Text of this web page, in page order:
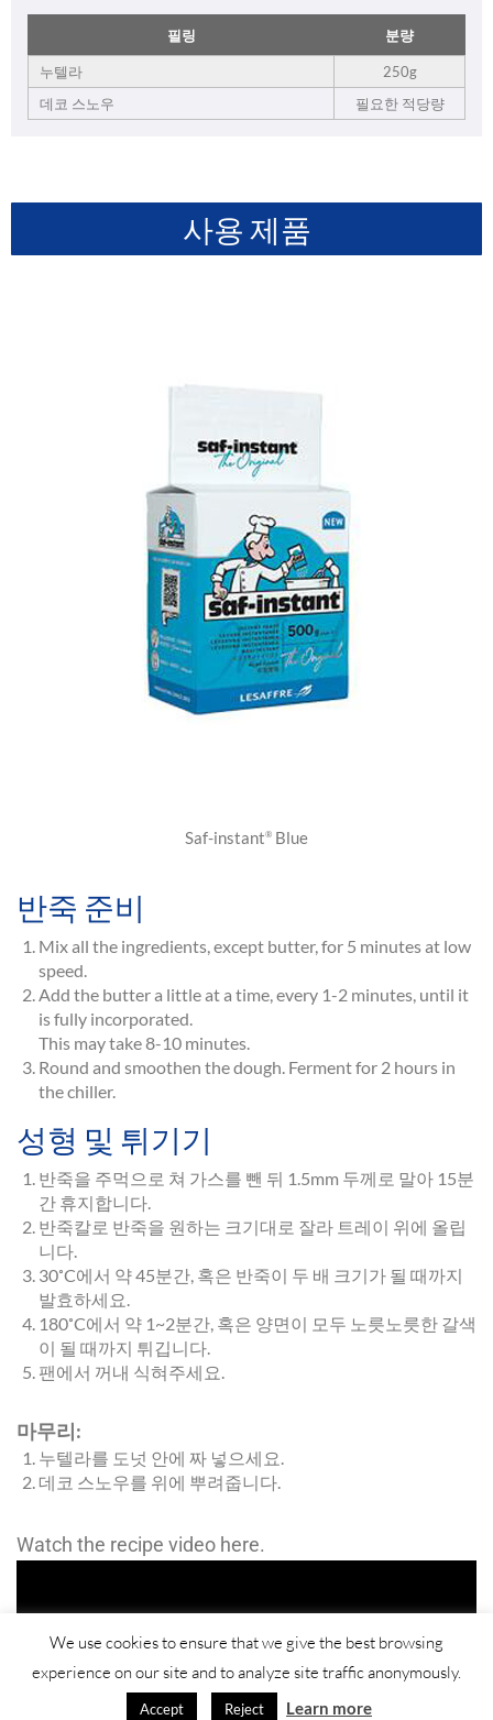
필링 분량
누텔라
250g
데코 스노우
필요한 적당량
사용 제품
Saf-instant® Blue
반죽 준비
Mix all the ingredients, except butter, for 5 minutes at low
speed.
Add the butter a little at a time, every 1-2 minutes, until it
is fully incorporated.
This may take 8-10 minutes.
Round and smoothen the dough. Ferment for 2 hours in
the chiller.
성형 및 튀기기
반죽을 주먹으로 쳐 가스를 뺀 뒤 1.5mm 두께로 말아 15분
간 휴지합니다.
반죽칼로 반죽을 원하는 크기대로 잘라 트레이 위에 올립
니다.
30˚C에서 약 45분간, 혹은 반죽이 두 배 크기가 될 때까지
발효하세요.
180˚C에서 약 1~2분간, 혹은 양면이 모두 노릇노릇한 갈색
이 될 때까지 튀깁니다.
팬에서 꺼내 식혀주세요.
마무리:
누텔라를 도넛 안에 짜 넣으세요.
데코 스노우를 위에 뿌려줍니다.
Watch the recipe video here.
We use cookies to ensure that we give the best browsing
experience on our site and to analyze site traffic anonymously.
Accept Reject Learn more